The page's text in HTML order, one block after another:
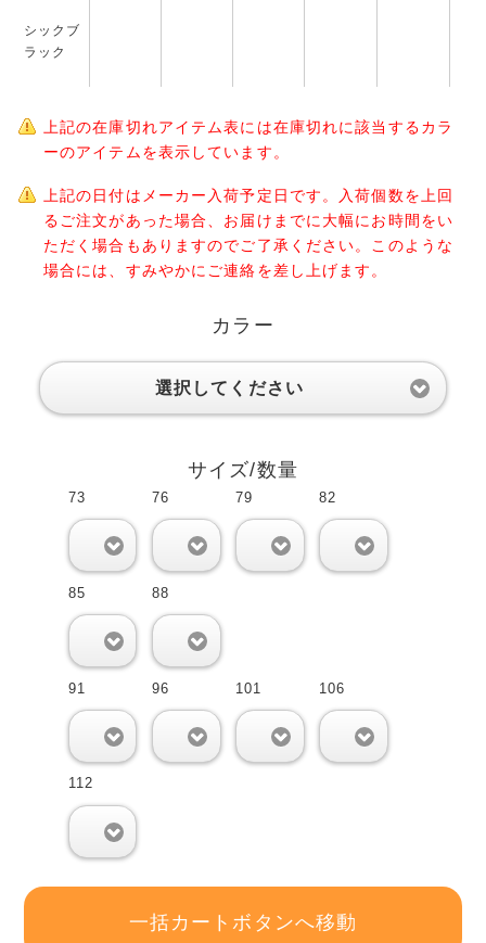
シックブ
ラック
上記の在庫切れアイテム表には在庫切れに該当するカラ
ーのアイテムを表示しています。
上記の日付はメーカー入荷予定日です。入荷個数を上回
るご注文があった場合、お届けまでに大幅にお時間をい
ただく場合もありますのでご了承ください。このような
場合には、すみやかにご連絡を差し上げます。
カラー
選択してください
サイズ/数量
73 76 79 82
85 88
91 96 101 106
112
一括カートボタンへ移動